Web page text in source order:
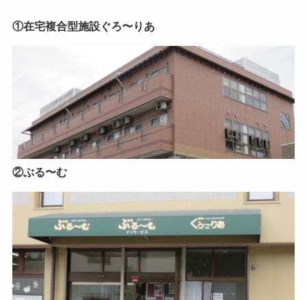
①在宅複合型施設ぐろ〜りあ
②ぶる〜む